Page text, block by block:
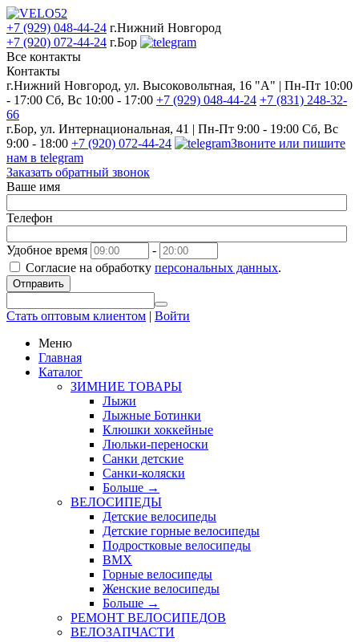
+7 (929) 048-44-24 г.Нижний Новгород
+7 (920) 072-44-24 г.Бор
Все контакты
Контакты
г.Нижний Новгород, ул. Высоковольтная, 16 "А" | Пн-Пт 10:00
- 17:00 Сб, Вс 10:00 - 17:00 +7 (929) 048-44-24 +7 (831) 248-32-
66
г.Бор, ул. Интернациональная, 41 | Пн-Пт 9:00 - 19:00 Сб, Вс
9:00 - 18:00 +7 (920) 072-44-24
Звоните или пишите
нам в telegram
Заказать обратный звонок
Ваше имя
Телефон
Удобное время
-
Согласие на обработку персональных данных.
Отправить
Стать оптовым клиентом | Войти
Меню
Главная
Каталог
ЗИМНИЕ ТОВАРЫ
Лыжи
Лыжные Ботинки
Клюшки хоккейные
Люльки-переноски
Санки детские
Санки-коляски
Больше →
ВЕЛОСИПЕДЫ
Детские велосипеды
Детские горные велосипеды
Подростковые велосипеды
BMX
Горные велосипеды
Женские велосипеды
Больше →
РЕМОНТ ВЕЛОСИПЕДОВ
ВЕЛОЗАПЧАСТИ